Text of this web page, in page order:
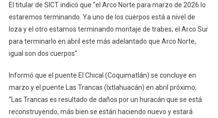
El titular de SICT indicó que “el Arco Norte para marzo de 2026 lo
estaremos terminando. Ya uno de los cuerpos está a nivel de
loza y el otro estamos terminando montaje de trabes; el Arco Sur
para terminarlo en abril este más adelantado que Arco Norte,
igual son dos cuerpos”.
Informó que el puente El Chical (Coquimatlán) se concluye en
marzo y el puente Las Trancas (Ixtlahuacán) en abril próximo;
“Las Trancas es resultado de daños por un huracán que se está
reconstruyendo, más bien se están haciendo nuevo y estará